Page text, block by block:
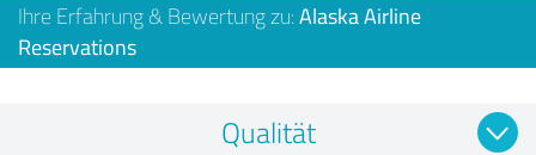
Ihre Erfahrung & Bewertung zu: Alaska Airline
Reservations
Qualität